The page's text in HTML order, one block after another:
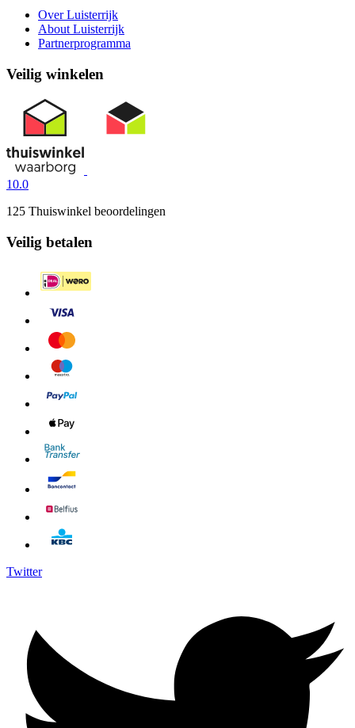
Over Luisterrijk
About Luisterrijk
Partnerprogramma
Veilig winkelen
10.0
125 Thuiswinkel beoordelingen
Veilig betalen
Twitter